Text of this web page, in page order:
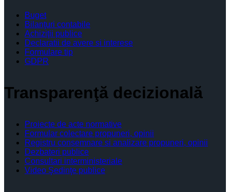
Buget
Bilanţuri contabile
Achiziţii publice
Declaratii de avere si interese
Formulare tip
GDPR
Transparenţă decizională
Proiecte de acte normative
Formular colectare propuneri, opinii
Registru consemnare si analizare propuneri, opinii
Dezbateri publice
Consultari interministeriale
Video Şedinţe publice